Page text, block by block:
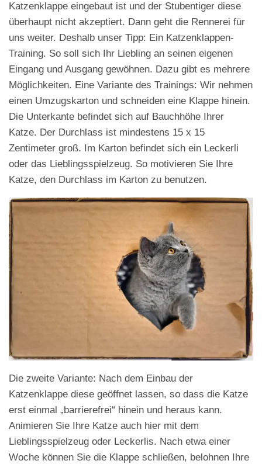
Katzenklappe eingebaut ist und der Stubentiger diese
überhaupt nicht akzeptiert. Dann geht die Rennerei für
uns weiter. Deshalb unser Tipp: Ein Katzenklappen-
Training. So soll sich Ihr Liebling an seinen eigenen
Eingang und Ausgang gewöhnen. Dazu gibt es mehrere
Möglichkeiten. Eine Variante des Trainings: Wir nehmen
einen Umzugskarton und schneiden eine Klappe hinein.
Die Unterkante befindet sich auf Bauchhöhe Ihrer
Katze. Der Durchlass ist mindestens 15 x 15
Zentimeter groß. Im Karton befindet sich ein Leckerli
oder das Lieblingsspielzeug. So motivieren Sie Ihre
Katze, den Durchlass im Karton zu benutzen.
Die zweite Variante: Nach dem Einbau der
Katzenklappe diese geöffnet lassen, so dass die Katze
erst einmal „barrierefrei“ hinein und heraus kann.
Animieren Sie Ihre Katze auch hier mit dem
Lieblingsspielzeug oder Leckerlis. Nach etwa einer
Woche können Sie die Klappe schließen, belohnen Ihre